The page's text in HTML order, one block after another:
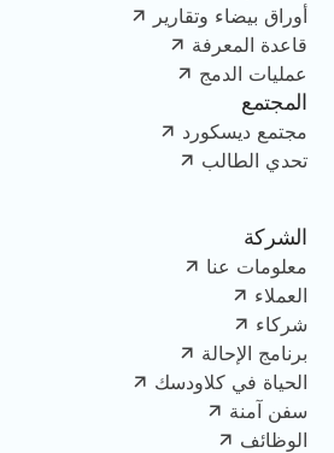
أوراق بيضاء وتقارير
قاعدة المعرفة
عمليات الدمج
المجتمع
مجتمع ديسكورد
تحدي الطالب
الشركة
معلومات عنا
العملاء
شركاء
برنامج الإحالة
الحياة في كلاودسك
سفن آمنة
الوظائف